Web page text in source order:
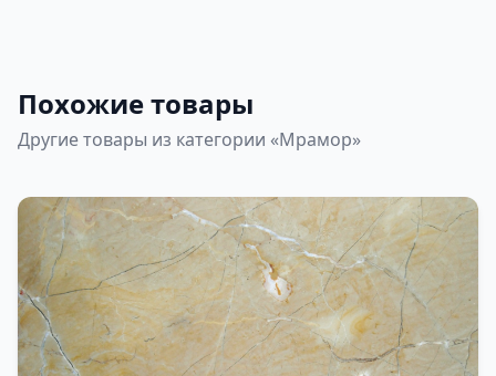
Похожие товары
Другие товары из категории «Мрамор»